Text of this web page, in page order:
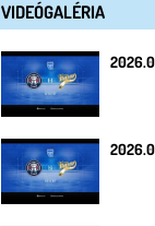
VIDEÓGALÉRIA